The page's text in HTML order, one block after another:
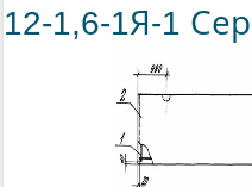
12-1,6-1Я-1